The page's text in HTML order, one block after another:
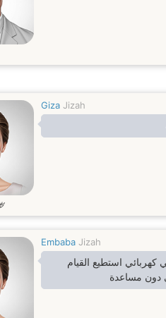
Giza Jizah
Embaba Jizah
استطيع القيام
دون مساعدة